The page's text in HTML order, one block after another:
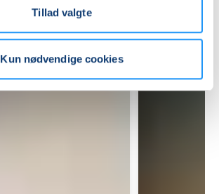
Tillad valgte
Kun nødvendige cookies